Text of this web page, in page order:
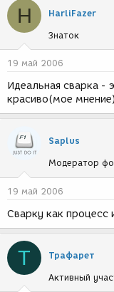
H HarliFazer
Знаток
19 май 2006
Идеальная сварка -
красиво(мое
Saplus
Модератор
19 май 2006
Сварку как процесс
Т Трафарет
Активный